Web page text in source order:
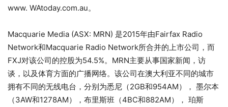
www. WAtoday.com.au。
Macquarie Media (ASX: MRN) 是2015年由Fairfax Radio
Network和Macquarie Radio Network所合并的上市公司，而
FXJ对该公司的控股为54.5%。MRN主要从事国家新闻，访
谈，以及体育方面的广播网络。该公司在澳大利亚不同的城市
拥有不同的无线电台，分别为悉尼（2GB和954AM）， 墨尔本
（3AW和1278AM），布里斯班（4BC和882AM）， 珀斯